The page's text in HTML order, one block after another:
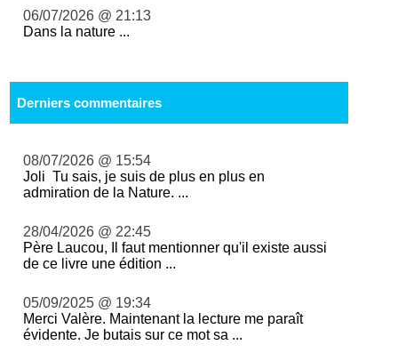
06/07/2026 @ 21:13
Dans la nature ...
Derniers commentaires
08/07/2026 @ 15:54
Joli Tu sais, je suis de plus en plus en
admiration de la Nature. ...
28/04/2026 @ 22:45
Père Laucou, Il faut mentionner qu'il existe aussi
de ce livre une édition ...
05/09/2025 @ 19:34
Merci Valère. Maintenant la lecture me paraît
évidente. Je butais sur ce mot sa ...